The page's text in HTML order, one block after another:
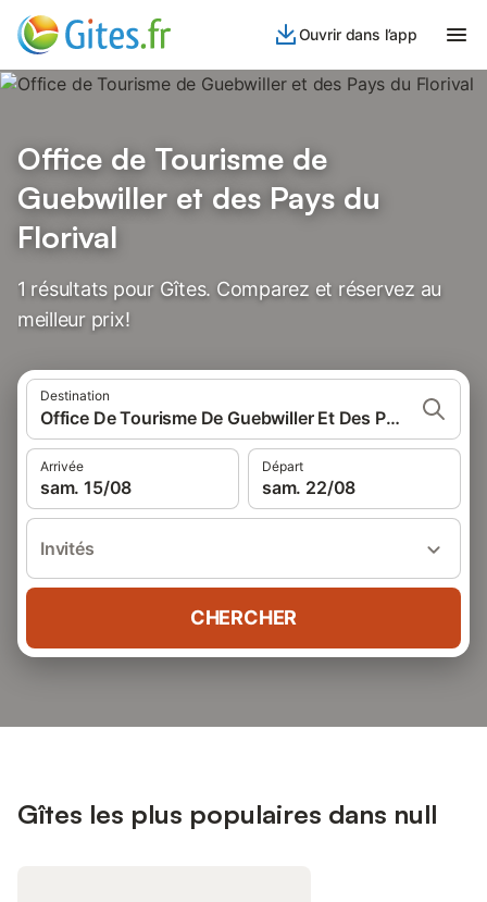
Ouvrir dans l’app
Office de Tourisme de
Guebwiller et des Pays du
Florival
1 résultats pour Gîtes. Comparez et réservez au
meilleur prix!
Destination
Office De Tourisme De Guebwiller Et Des Pays Du Florival, France
Arrivée
sam. 15/08
Départ
sam. 22/08
Invités
CHERCHER
Gîtes les plus populaires dans null